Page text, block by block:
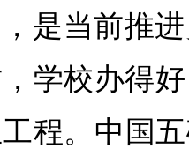
是当前推
学校办得
程。中国